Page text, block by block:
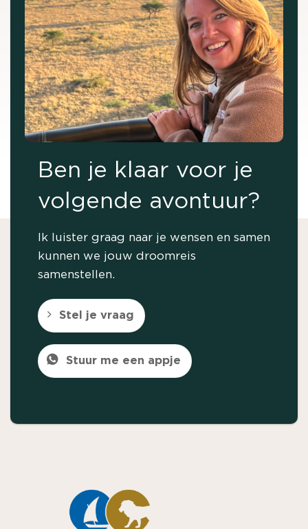
Ben je klaar voor je
volgende avontuur?
Ik luister graag naar je wensen en samen
kunnen we jouw droomreis
samenstellen.
Stel je vraag
Stuur me een appje